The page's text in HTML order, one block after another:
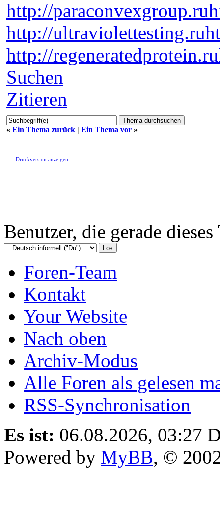
http://paraconvexgroup.ru
http://ultraviolettesting.ru
http://regeneratedprotein.ru
Suchen
Zitieren
« Ein Thema zurück | Ein Thema vor »
Druckversion anzeigen
Benutzer, die gerade
Foren-Team
Kontakt
Your Website
Nach oben
Archiv-Modus
Alle Foren als gelesen
RSS-Synchronisation
Es ist: 06.08.2026, 03:27
Powered by MyBB, ©